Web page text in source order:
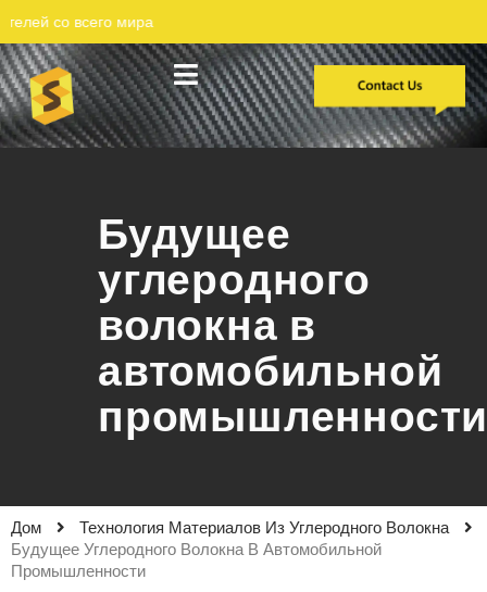
Будущее
углеродного
волокна в
автомобильной
Дом
Технология Материалов Из Углеродного Волокна
Будущее Углеродного Волокна В Автомобильной
Промышленности